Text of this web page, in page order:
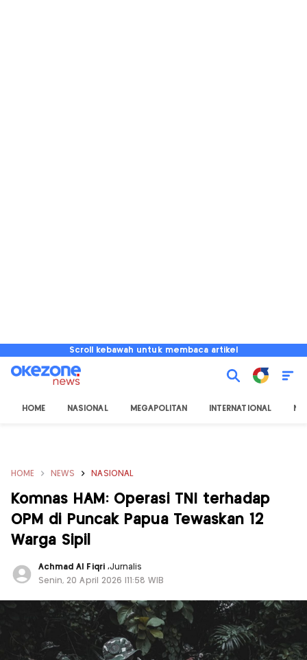
Scroll kebawah untuk membaca artikel
HOME NASIONAL MEGAPOLITAN INTERNATIONAL
HOME NEWS NASIONAL
Komnas HAM: Operasi TNI terhadap
OPM di Puncak Papua Tewaskan 12
Warga Sipil
Achmad Al Fiqri ,Jurnalis
Senin, 20 April 2026 |11:58 WIB